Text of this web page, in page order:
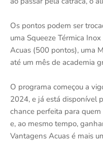
Os pontos podem ser
uma Squeeze Térmica
Acuas (500 pontos), uma
até um mês de academia
O programa começou a
2024, e já está disponível
chance perfeita para
e, ao mesmo tempo,
Vantagens Acuas é mais